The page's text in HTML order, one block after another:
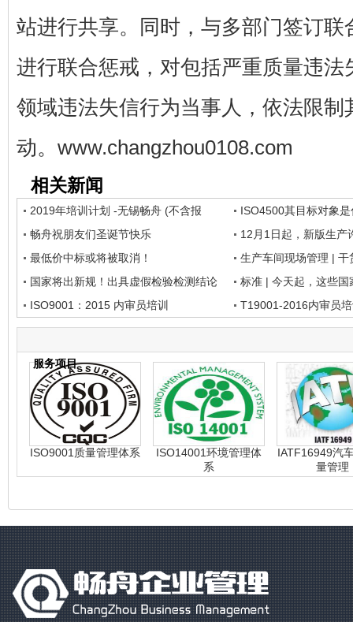
站进行共享。同时，与多部门签订联
进行联合惩戒，对包括严重质量违法
领域违法失信行为当事人，依法限制
动。 www.changzhou0108.com
相关新闻
2019年培训计划 -无锡畅舟 (不含报
ISO4500其目标对象
畅舟祝朋友们圣诞节快乐
12月1日起，新版生产
实
最低价中标或将被取消！
生产车间现场管理 | 干
国家将出新规！出具虚假检验检测结论
将列入
标准 | 今天起，这些国
ISO9001：2015 内审员培训
T19001-2016内审员
服务项目
ISO9001质量管理体系
ISO14001环境管理体
系
IATF16949汽
量管理